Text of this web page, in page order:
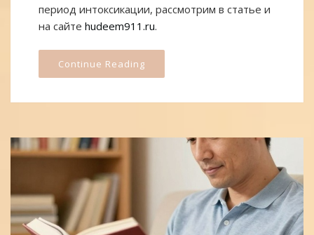
период интоксикации, рассмотрим в статье и
на сайте hudeem911.ru.
Continue Reading